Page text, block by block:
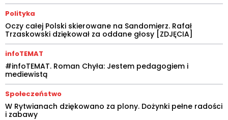
Polityka
Oczy całej Polski skierowane na Sandomierz. Rafał
Trzaskowski dziękował za oddane głosy [ZDJĘCIA]
infoTEMAT
#infoTEMAT. Roman Chyła: Jestem pedagogiem i
mediewistą
Społeczeństwo
W Rytwianach dziękowano za plony. Dożynki pełne radości
i zabawy